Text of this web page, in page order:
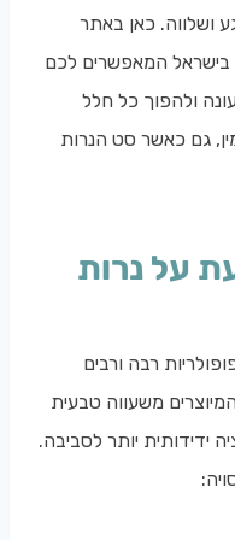
ושלווה. כאן באתר
בישראל המאפשרים לכם
ולהפוך כל חלל
גם כאשר סט הנרות
על נרות
רבה ורבים
משעווה טבעית
יותר לסביבה.